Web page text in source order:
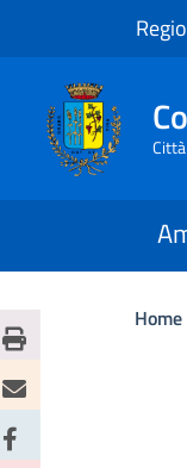
Home